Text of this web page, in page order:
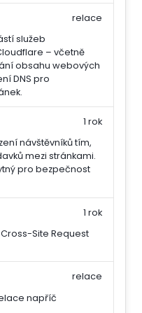
služeb
– včetně
obsahu webových
DNS pro
relace
návštěvníků tím,
mezi stránkami.
pro bezpečnost
1 rok
Site Request
1 rok
napříč
relace